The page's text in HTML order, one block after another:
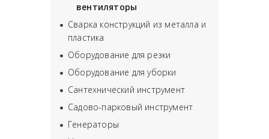
вентиляторы
Сварка конструкций из металла и
пластика
Оборудование для резки
Оборудование для уборки
Сантехнический инструмент
Садово-парковый инструмент
Генераторы